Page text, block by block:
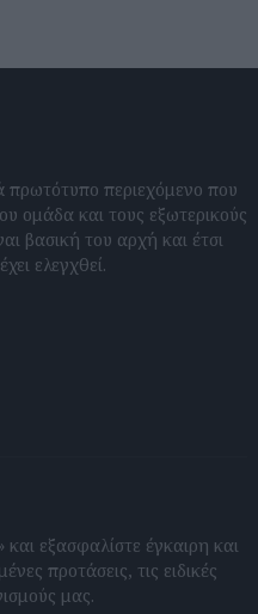
πρωτότυπο περιεχόμενο που
ομάδα και τους εξωτερικούς
βασική του αρχή και έτσι
ελεγχθεί.
feeds
εξασφαλίστε έγκαιρη και
προτάσεις, τις ειδικές
μας.